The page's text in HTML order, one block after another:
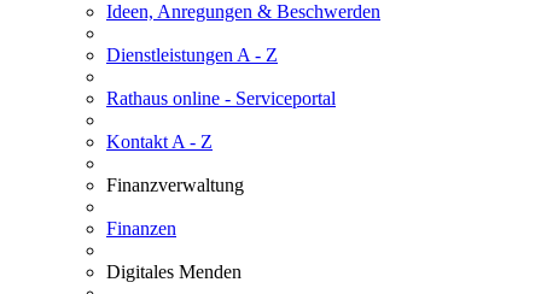
Ideen, Anregungen & Beschwerden
Dienstleistungen A - Z
Rathaus online - Serviceportal
Kontakt A - Z
Finanzverwaltung
Finanzen
Digitales Menden